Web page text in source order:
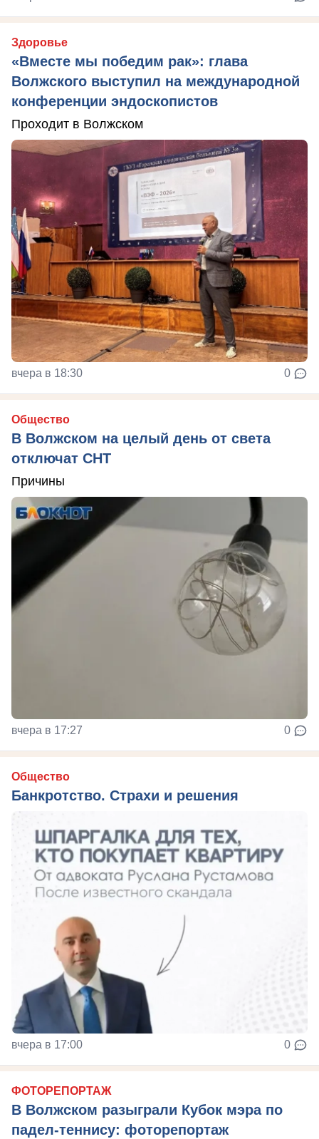
Здоровье
«Вместе мы победим рак»: глава
Волжского выступил на международной
конференции эндоскопистов
Проходит в Волжском
вчера в 18:30 0
Общество
В Волжском на целый день от света
отключат СНТ
Причины
вчера в 17:27 0
Общество
Банкротство. Страхи и решения
вчера в 17:00 0
ФОТОРЕПОРТАЖ
В Волжском разыграли Кубок мэра по
падел-теннису: фоторепортаж